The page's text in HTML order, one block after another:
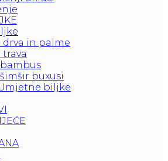
drva in palme
buxusi
biljke